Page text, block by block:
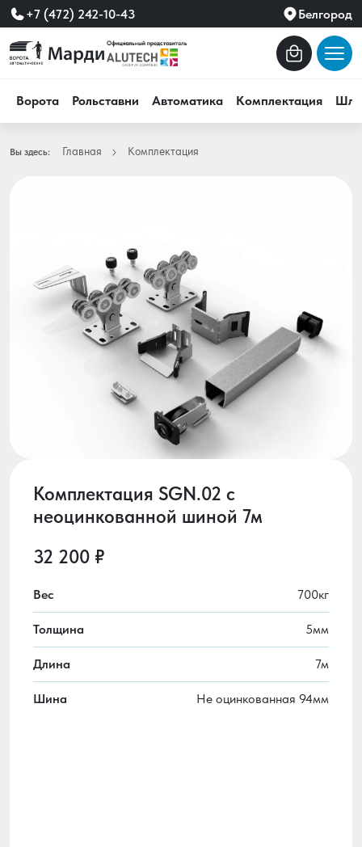
+7 (472) 242-10-43 Белгород
Ворота Рольставни Автоматика Комплектация
Вы здесь: Главная Комплектация
Комплектация SGN.02 с
неоцинкованной шиной 7м
32 200 ₽
Вес 700кг
Толщина 5мм
Длина 7м
Шина Не оцинкованная 94мм